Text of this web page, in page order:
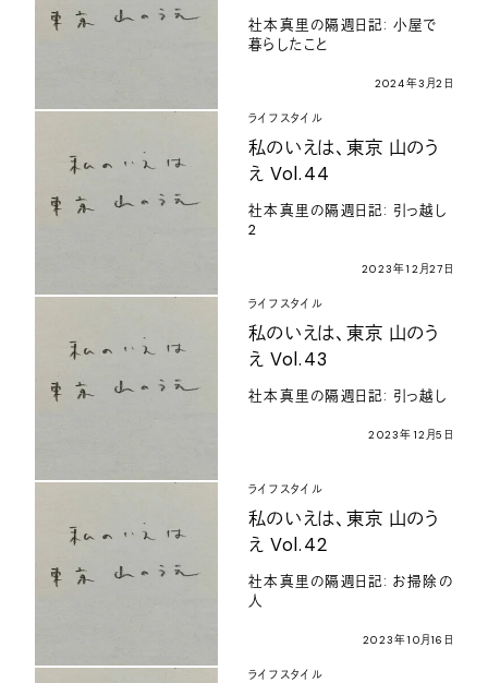
社本真里の隔週日記: 小屋で
暮らしたこと
2024年3月2日
ライフスタイル
私のいえは、東京 山のう
え Vol.44
社本真里の隔週日記: 引っ越し
2
2023年12月27日
ライフスタイル
私のいえは、東京 山のう
え Vol.43
社本真里の隔週日記: 引っ越し
2023年12月5日
ライフスタイル
私のいえは、東京 山のう
え Vol.42
社本真里の隔週日記: お掃除の
人
2023年10月16日
ライフスタイル